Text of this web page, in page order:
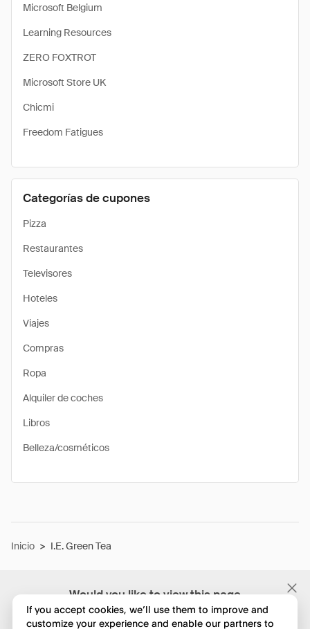
Would you like to view this page
in English?
Microsoft Belgium
Learning Resources
ZERO FOXTROT
Microsoft Store UK
Chicmi
Freedom Fatigues
Categorías de cupones
Pizza
Restaurantes
Televisores
Hoteles
Viajes
Compras
Ropa
Alquiler de coches
Libros
Belleza/cosméticos
Inicio > I.E. Green Tea
If you accept cookies, we’ll use them to improve and
customize your experience and enable our partners to